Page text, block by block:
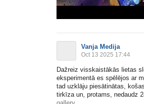
Vanja Medija
Oct 13 2025 17:44
Dažreiz visskaistākās lietas
eksperimentā es spēlējos ar
tad uzklāju piesātinātas,
tirkīza un, protams, nedaudz